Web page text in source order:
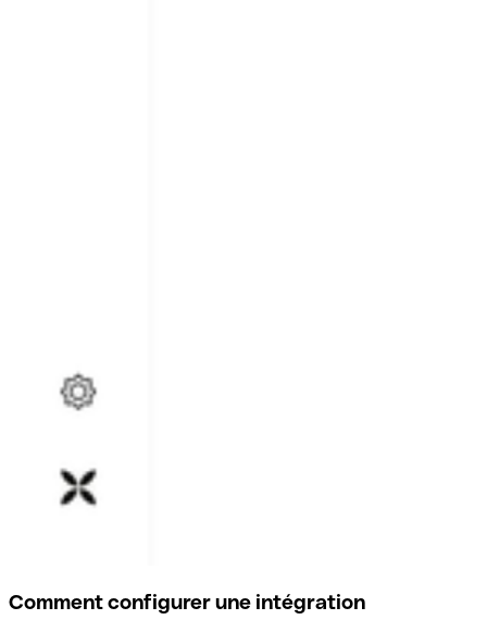
Comment configurer une intégration